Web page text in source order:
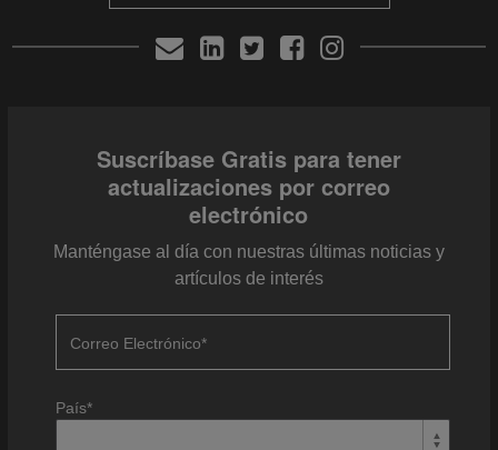
Suscríbase Gratis para tener
actualizaciones por correo
electrónico
Manténgase al día con nuestras últimas noticias y
artículos de interés
Correo Electrónico*
País*